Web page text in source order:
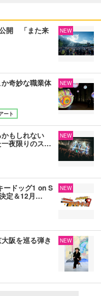
公開 「また来
NEW
奇妙な職業体
ート
NEW
もしれない
一夜限りのス…
NEW
ードッグ1 on S
定＆12月…
NEW
阪を巡る弾き
NEW